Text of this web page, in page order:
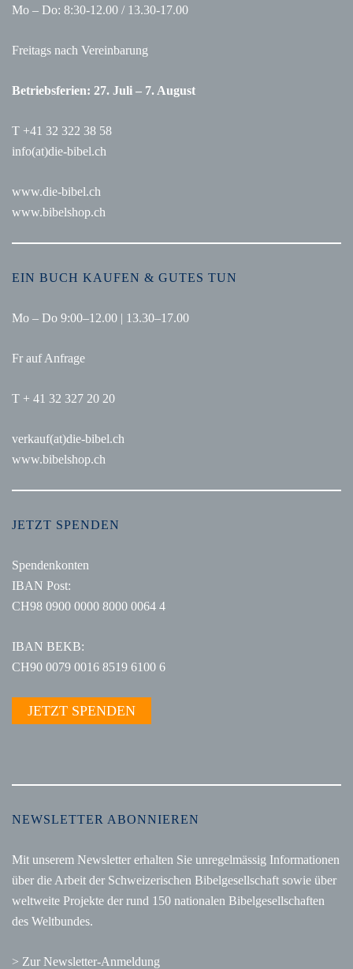
Mo – Do: 8:30-12.00 / 13.30-17.00
Freitags nach Vereinbarung
Betriebsferien: 27. Juli – 7. August
T +41 32 322 38 58
info(at)die-bibel.ch
www.die-bibel.ch
www.bibelshop.ch
EIN BUCH KAUFEN & GUTES TUN
Mo – Do 9:00–12.00 | 13.30–17.00
Fr auf Anfrage
T + 41 32 327 20 20
verkauf(at)die-bibel.ch
www.bibelshop.ch
JETZT SPENDEN
Spendenkonten
IBAN Post:
CH98 0900 0000 8000 0064 4
IBAN BEKB:
CH90 0079 0016 8519 6100 6
JETZT SPENDEN
NEWSLETTER ABONNIEREN
Mit unserem Newsletter erhalten Sie unregelmässig Informationen
über die Arbeit der Schweizerischen Bibelgesellschaft sowie über
weltweite Projekte der rund 150 nationalen Bibelgesellschaften
des Weltbundes.
> Zur Newsletter-Anmeldung